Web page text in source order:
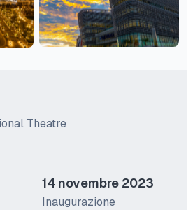
Theatre
14 novembre 2023
Inaugurazione